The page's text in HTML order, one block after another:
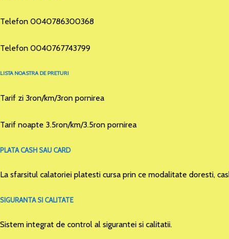
Telefon 0040786300368
Telefon 0040767743799
LISTA NOASTRA DE PRETURI
Tarif zi 3ron/km/3ron pornirea
Tarif noapte 3.5ron/km/3.5ron pornirea
PLATA CASH SAU CARD
La sfarsitul calatoriei platesti cursa prin ce modalitate doresti,
SIGURANTA SI CALITATE
Sistem integrat de control al sigurantei si calitatii.